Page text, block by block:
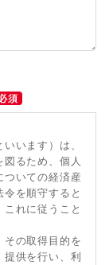
須
います）は、
るため、個人
ついての経済産
を順守すると
れに従うこと
その取得目的を
提供を行い、利